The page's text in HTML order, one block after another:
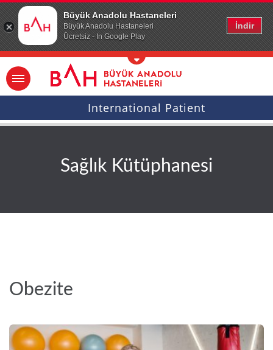
Büyük Anadolu Hastaneleri
Büyük Anadolu Hastaneleri
Ücretsiz - In Google Play
İndir
Ana icerige atla
International Patient
Sağlık Kütüphanesi
Obezite